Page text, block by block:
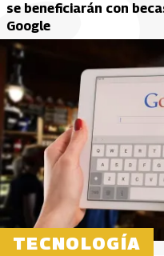
se beneficiarán con
Google
TECNOLOGÍA